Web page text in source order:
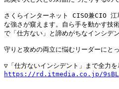
さくらインターネット CISO兼CIO 江
な強さが窺えます。自ら手を動かす技
で「仕方ない」と諦めがちなインシデ
守りと攻めの両立に悩むリーダーにと
https://rd.itmedia.co.jp/9sBL
（編集